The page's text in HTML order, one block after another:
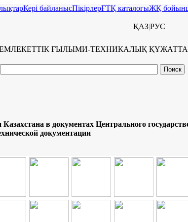
Керi байланысПікірлерҒТҚ каталогыЖҚ
ҚАЗ|РУС
ҒЫЛЫМИ-ТЕХНИКАЛЫҚ
в документах Центрального
документации